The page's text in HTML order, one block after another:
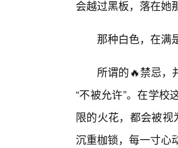
会越过黑板，落在她
那种白色，在满
所谓的🔥禁忌，
“不被允许”。在学
限的火花，都会被视
沉重枷锁，每一寸心